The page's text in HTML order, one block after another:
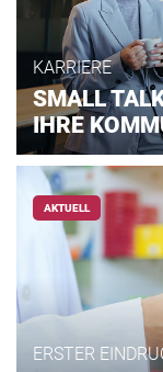
KARRIERE
SMALL
IHRE
AKTUELL
ERSTER